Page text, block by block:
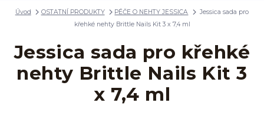
Úvod OSTATNÍ PRODUKTY PÉČE O NEHTY JESSICA
Jessica sada pro
křehké nehty Brittle Nails Kit 3 x 7,4 ml
Jessica sada pro křehké
nehty Brittle Nails Kit 3
x 7,4 ml